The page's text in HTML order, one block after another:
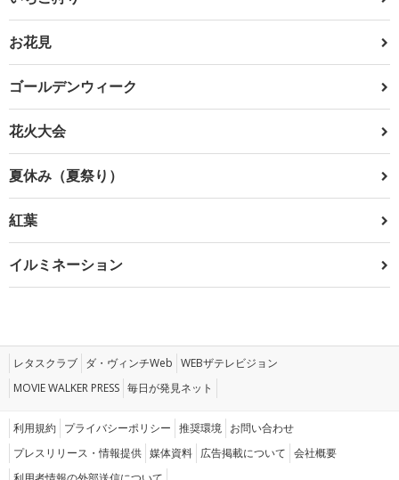
お花見
ゴールデンウィーク
花火大会
夏休み（夏祭り）
紅葉
イルミネーション
レタスクラブ ダ・ヴィンチWeb WEBザテレビジョン
MOVIE WALKER PRESS 毎日が発見ネット
利用規約 プライバシーポリシー 推奨環境 お問い合わせ
プレスリリース・情報提供 媒体資料 広告掲載について 会社概要